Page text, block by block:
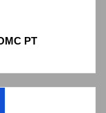
РТ